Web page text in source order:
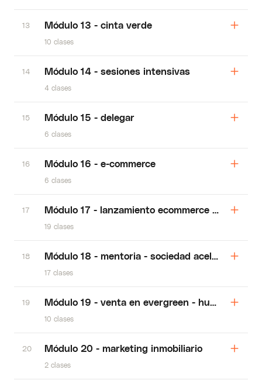
13 Módulo 13 - cinta verde
10 clases
14 Módulo 14 - sesiones intensivas
4 clases
15 Módulo 15 - delegar
6 clases
16 Módulo 16 - e-commerce
6 clases
17 Módulo 17 - lanzamiento ecommerce - alexis
19 clases
18 Módulo 18 - mentoria - sociedad aceleradora
17 clases
19 Módulo 19 - venta en evergreen - humberto
10 clases
20 Módulo 20 - marketing inmobiliario
2 clases